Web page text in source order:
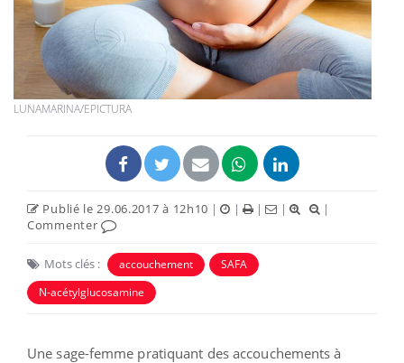
LUNAMARINA/EPICTURA
Publié le 29.06.2017 à 12h10 | | | |
|
Commenter
Mots clés : accouchement
SAFA
N-acétylglucosamine
Une sage-femme pratiquant des accouchements à